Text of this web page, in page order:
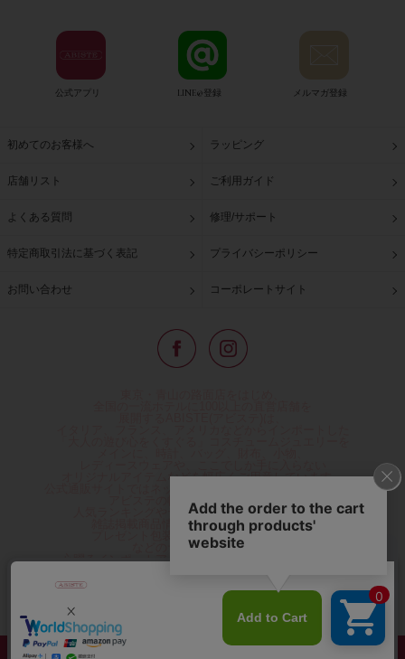
公式アプリ LINE@登録 メルマガ登録
初めてのお客様へ ラッピング
店舗リスト ご利用ガイド
よくある質問 修理/サポート
特定商取引法に基づく表記 プライバシーポリシー
お問い合わせ コーポレートサイト
オリジナルアイテムなどを幅広くご用意しています。
アビステの幅広い商品を取り揃え、
人気ランキングやテレビなどメディア着用商品、
雑誌掲載商品情報を紹介するコンテンツ、
プレゼント包装無料や独自のポイント還元
などのサービスをご提供。
心躍るインポートアクセサリーや時計、小物などで、
夢やときめきを与えられるよう願っています。
◆ギフトラッピング無料/11,000円以上のご注文で送料無料◆